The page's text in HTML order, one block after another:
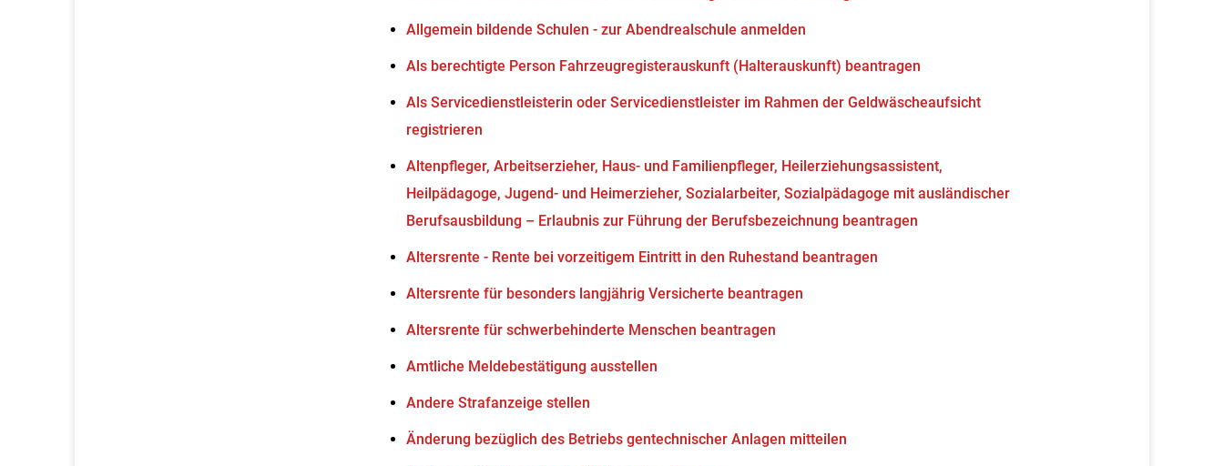
Allgemein bildende Schulen - zur Abendrealschule anmelden
Als berechtigte Person Fahrzeugregisterauskunft (Halterauskunft) beantragen
Als Servicedienstleisterin oder Servicedienstleister im Rahmen der Geldwäscheaufsicht
registrieren
Altenpfleger, Arbeitserzieher, Haus- und Familienpfleger, Heilerziehungsassistent,
Heilpädagoge, Jugend- und Heimerzieher, Sozialarbeiter, Sozialpädagoge mit ausländischer
Berufsausbildung – Erlaubnis zur Führung der Berufsbezeichnung beantragen
Altersrente - Rente bei vorzeitigem Eintritt in den Ruhestand beantragen
Altersrente für besonders langjährig Versicherte beantragen
Altersrente für schwerbehinderte Menschen beantragen
Amtliche Meldebestätigung ausstellen
Andere Strafanzeige stellen
Änderung bezüglich des Betriebs gentechnischer Anlagen mitteilen